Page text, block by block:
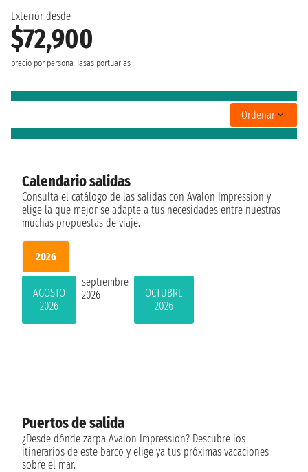
Exteriór desde
$72,900
precio por persona Tasas portuarias
Ordenar
Calendario salidas
Consulta el catálogo de las salidas con Avalon Impression y
elige la que mejor se adapte a tus necesidades entre nuestras
muchas propuestas de viaje.
2026
AGOSTO
2026
septiembre
2026
OCTUBRE
2026
Puertos de salida
¿Desde dónde zarpa Avalon Impression? Descubre los
itinerarios de este barco y elige ya tus próximas vacaciones
sobre el mar.
-